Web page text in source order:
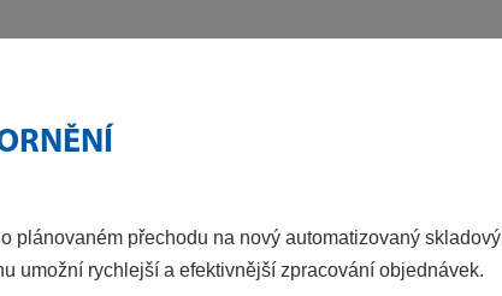
plánovaném přechodu na nový automatizovaný skladový
umožní rychlejší a efektivnější zpracování objednávek.